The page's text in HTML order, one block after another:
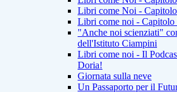
Libri come Noi -
Libri come noi - Capitolo
"Anche noi scienziati"
dell'Istituto Ciampini
Libri come noi - Il
Doria!
Giornata sulla neve
Un Passaporto per il